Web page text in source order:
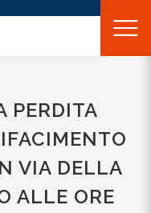
PERDITA
VIA DELLA
ALLE ORE